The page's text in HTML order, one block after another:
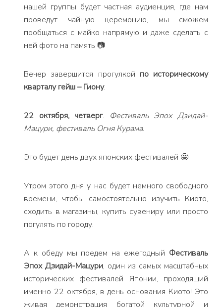
нашей группы будет частная аудиенция, где нам
проведут чайную церемонию, мы сможем
пообщаться с майко напрямую и даже сделать с
ней фото на память 📷
Вечер завершится прогулкой по историческому
кварталу гейш – Гиону.
22 октября, четверг. Фестиваль Эпох Дзидай-
Мацури, фестиваль Огня Курама.
Это будет день двух японских фестивалей 🤩
Утром этого дня у нас будет немного свободного
времени, чтобы самостоятельно изучить Киото,
сходить в магазины, купить сувениру или просто
погулять по городу.
А к обеду мы поедем на ежегодный Фестиваль
Эпох Дзидай-Мацури, один из самых масштабных
исторических фестивалей Японии, проходящий
именно 22 октября, в день основания Киото! Это
живая демонстрация богатой культурной и